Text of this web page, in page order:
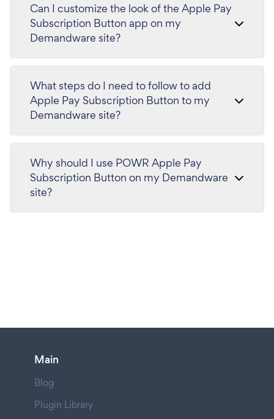
Can I customize the look of the Apple Pay
Subscription Button app on my
Demandware site?
What steps do I need to follow to add
Apple Pay Subscription Button to my
Demandware site?
Why should I use POWR Apple Pay
Subscription Button on my Demandware
site?
Main
Blog
Plugin Library